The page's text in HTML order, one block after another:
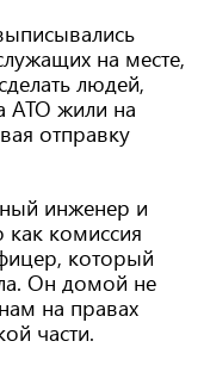
на месте,
людей,
АТО жили на
отправку
инженер и
как комиссия
который
Он домой не
на правах
части.